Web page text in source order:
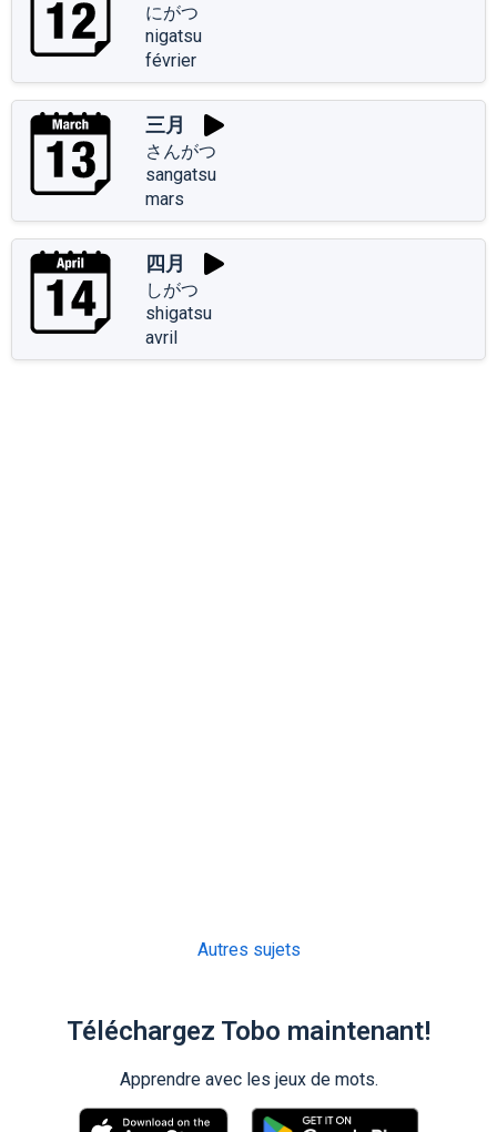
にがつ
nigatsu
février
三月
さんがつ
sangatsu
mars
四月
しがつ
shigatsu
avril
Autres sujets
Téléchargez Tobo maintenant!
Apprendre avec les jeux de mots.